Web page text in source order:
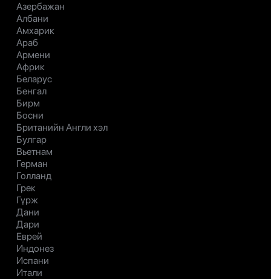
Азербажан
Албани
Амхарик
Араб
Армени
Африк
Беларус
Бенгал
Бирм
Босни
Британийн Англи хэл
Булгар
Вьетнам
Герман
Голланд
Грек
Гүрж
Дани
Дари
Еврей
Индонез
Испани
Итали